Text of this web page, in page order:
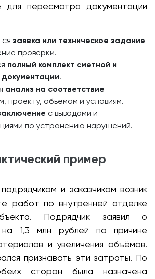
для пересмотра документации
заявка или техническое задание
проверки.
полный комплект сметной и
.
анализ на соответствие
проекту, объёмам и условиям.
с выводами и
по устранению нарушений.
пример
и заказчиком возник
работ по внутренней отделке
Подрядчик заявил о
1,3 млн рублей по причине
и увеличения объёмов.
признавать эти затраты. По
сторон была назначена